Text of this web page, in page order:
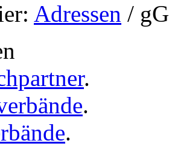
Adressen /
.
.
.